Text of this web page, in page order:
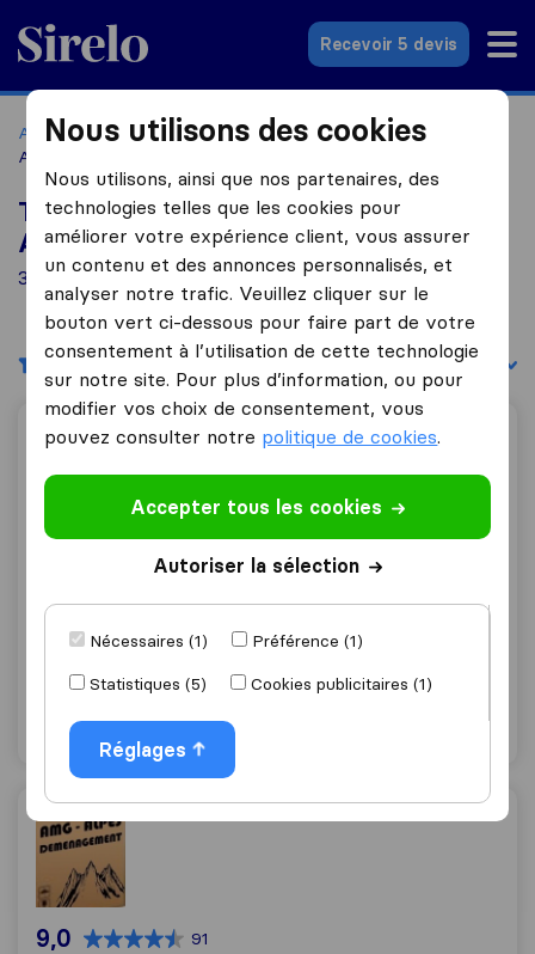
Sirelo.fr
Recevoir 5 devis
Accueil Déménageurs France
Déménageurs Brié-et-
Angonnes
Top 10 déménageurs à Brié-et-
Angonnes
3 déménageurs trouvés à Brié-et-Angonnes
Filtres Trier par :
Alp'azur Déménagement Europe
211
Brié-et-Angonnes
1 mentions comme "Déménagement rapide"
AMG-Alpes Déménagement
9,0 91
Nous utilisons des cookies
Nous utilisons, ainsi que nos partenaires, des
technologies telles que les cookies pour
améliorer votre expérience client, vous assurer
un contenu et des annonces personnalisés, et
analyser notre trafic. Veuillez cliquer sur le
bouton vert ci-dessous pour faire part de votre
consentement à l’utilisation de cette technologie
sur notre site. Pour plus d’information, ou pour
modifier vos choix de consentement, vous
pouvez consulter notre politique de cookies.
Accepter tous les cookies
Autoriser la sélection
Nécessaires (1)
Préférence (1)
Statistiques (5)
Cookies publicitaires (1)
Réglages